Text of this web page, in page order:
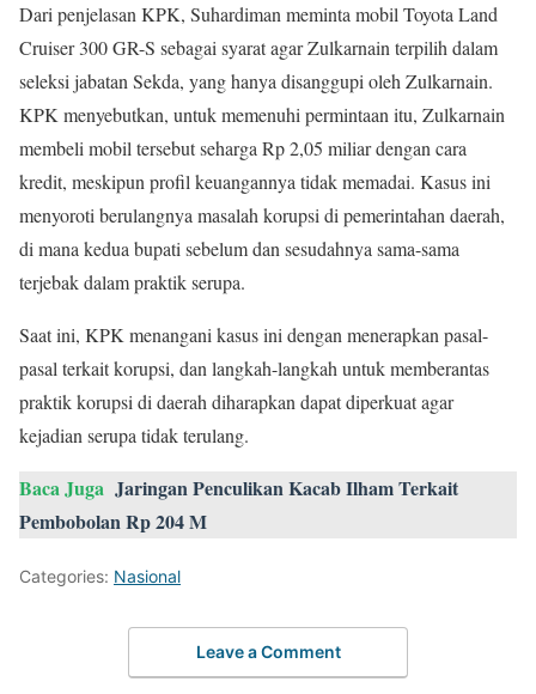
Dari penjelasan KPK, Suhardiman meminta mobil Toyota Land
Cruiser 300 GR-S sebagai syarat agar Zulkarnain terpilih dalam
seleksi jabatan Sekda, yang hanya disanggupi oleh Zulkarnain.
KPK menyebutkan, untuk memenuhi permintaan itu, Zulkarnain
membeli mobil tersebut seharga Rp 2,05 miliar dengan cara
kredit, meskipun profil keuangannya tidak memadai. Kasus ini
menyoroti berulangnya masalah korupsi di pemerintahan daerah,
di mana kedua bupati sebelum dan sesudahnya sama-sama
terjebak dalam praktik serupa.
Saat ini, KPK menangani kasus ini dengan menerapkan pasal-
pasal terkait korupsi, dan langkah-langkah untuk memberantas
praktik korupsi di daerah diharapkan dapat diperkuat agar
kejadian serupa tidak terulang.
Baca Juga Jaringan Penculikan Kacab Ilham Terkait
Pembobolan Rp 204 M
Categories: Nasional
Leave a Comment